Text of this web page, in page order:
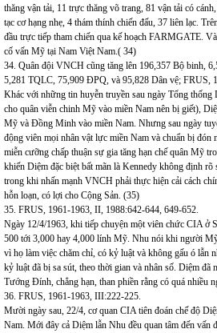
thăng vận tải, 11 trực thăng võ trang, 81 vận tải có
tạc cơ hạng nhẹ, 4 thám thính chiến đấu, 37 liên lạc.
đầu trực tiếp tham chiến qua kế hoạch FARMGATE.
cố vấn Mỹ tại Nam Việt Nam.( 34)
34. Quân đội VNCH cũng tăng lên 196,357 Bộ binh,
5,281 TQLC, 75,909 ĐPQ, và 95,828 Dân vệ; FRUS,
Khác với những tin huyễn truyền sau ngày Tổng
cho quân viễn chinh Mỹ vào miền Nam nên bị giết),
Mỹ và Đồng Minh vào miền Nam. Nhưng sau ngày
động viên mọi nhân vật lực miền Nam và chuẩn bị đón
miễn cưỡng chấp thuận sự gia tăng hạn chế quân Mỹ
khiến Diệm đặc biệt bất mãn là Kennedy không định rõ
trong khi nhấn mạnh VNCH phải thực hiện cải cách
hỗn loạn, có lợi cho Cộng Sản. (35)
35. FRUS, 1961-1963, II, 1988:642-644, 649-652.
Ngày 12/4/1963, khi tiếp chuyện một viên chức CIA ở
500 tới 3,000 hay 4,000 lính Mỹ. Nhu nói khi người
vì họ làm việc chăm chỉ, có kỷ luật và không gấu ó lẫn
kỷ luật đã bị sa sút, theo thời gian và nhân số. Diệm đã
Tướng Đính, chẳng hạn, than phiền rằng có quá nhiều
36. FRUS, 1961-1963, III:222-225.
Mười ngày sau, 22/4, cơ quan CIA tiên đoán chế độ
Nam. Mới đây cả Diệm lẫn Nhu đều quan tâm đến vấn